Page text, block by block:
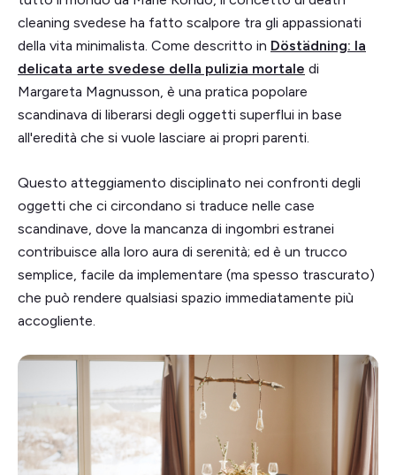
cleaning svedese ha fatto scalpore tra gli appassionati
della vita minimalista. Come descritto in Döstädning: la
delicata arte svedese della pulizia mortale di
Margareta Magnusson, è una pratica popolare
scandinava di liberarsi degli oggetti superflui in base
all'eredità che si vuole lasciare ai propri parenti.
Questo atteggiamento disciplinato nei confronti degli
oggetti che ci circondano si traduce nelle case
scandinave, dove la mancanza di ingombri estranei
contribuisce alla loro aura di serenità; ed è un trucco
semplice, facile da implementare (ma spesso trascurato)
che può rendere qualsiasi spazio immediatamente più
accogliente.